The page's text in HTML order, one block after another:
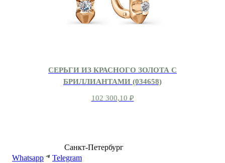
СЕРЬГИ ИЗ КРАСНОГО ЗОЛОТА С
БРИЛЛИАНТАМИ (034658)
102 300,10 ₽
Санкт-Петербург
Whatsapp
Telegram